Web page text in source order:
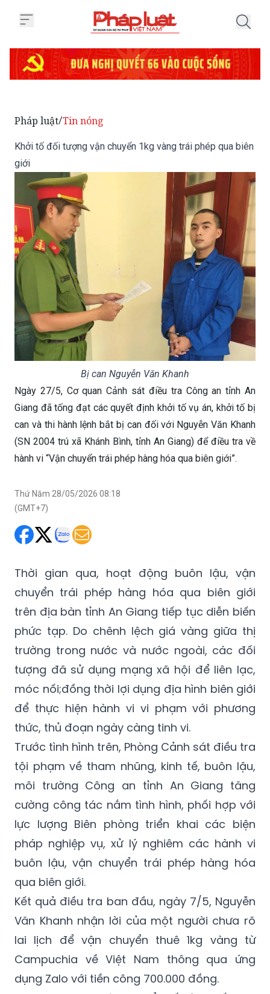
Khởi tố đối tượng vận chuyển 1kg vàng trái phép qua biên
Bị can Nguyễn Văn Khanh
Ngày 27/5, Cơ quan Cảnh sát điều tra Công an tỉnh An
Giang đã tống đạt các quyết định khởi tố vụ án, khởi tố bị
can và thi hành lệnh bắt bị can đối với Nguyễn Văn Khanh
(SN 2004 trú xã Khánh Bình, tỉnh An Giang) để điều tra về
hành vi “Vận chuyển trái phép hàng hóa qua biên giới”.
Thứ Năm 28/05/2026 08:18
Thời gian qua, hoạt động buôn lậu, vận
trên địa bàn tỉnh An Giang tiếp tục diễn biến
phức tạp. Do chênh lệch giá vàng giữa thị
trường trong nước và nước ngoài, các đối
tượng đã sử dụng mạng xã hội để liên lạc,
móc nối;đồng thời lợi dụng địa hình biên giới
để thực hiện hành vi vi phạm với phương
thức, thủ đoạn ngày càng tinh vi.
Trước tình hình trên, Phòng Cảnh sát điều tra
tội phạm về tham nhũng, kinh tế, buôn lậu,
môi trường Công an tỉnh An Giang tăng
cường công tác nắm tình hình, phối hợp với
lực lượng Biên phòng triển khai các biện
pháp nghiệp vụ, xử lý nghiêm các hành vi
buôn lậu, vận chuyển trái phép hàng hóa
qua biên giới.
Kết quả điều tra ban đầu, ngày 7/5, Nguyễn
Văn Khanh nhận lời của một người chưa rõ
lai lịch để vận chuyển thuê 1kg vàng từ
Campuchia về Việt Nam thông qua ứng
dụng Zalo với tiền công 700.000 đồng.
Khi Khanh đang vận chuyển số vàng đến khu
vực bờ sông Hậu, thuộc xã Khánh Bình, thì bị